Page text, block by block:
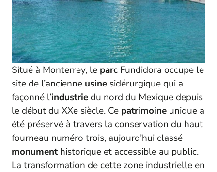
Situé à Monterrey, le parc Fundidora occupe le
site de l’ancienne usine sidérurgique qui a
façonné l’industrie du nord du Mexique depuis
le début du XXe siècle. Ce patrimoine unique a
été préservé à travers la conservation du haut
fourneau numéro trois, aujourd’hui classé
monumenthistorique et accessible au public.
La transformation de cette zone industrielle en